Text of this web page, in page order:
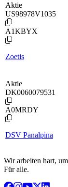
Aktie
US98978V1035
A1KBYX
Zoetis
Aktie
DK0060079531
A0MRDY
DSV Panalpina
Wir arbeiten hart,
Für alle.